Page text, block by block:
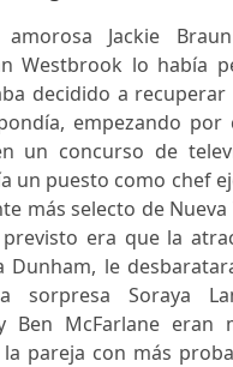
amorosa Jackie
Westbrook lo había
decidido a
empezando por
un concurso de
un puesto como chef
más selecto de Nueva
era que la
Dunham, le
sorpresa Soraya
Ben McFarlane eran
pareja con más